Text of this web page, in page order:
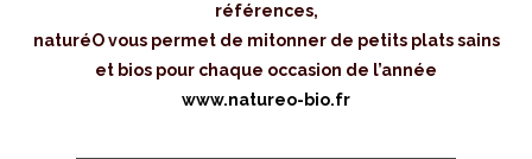
références,
naturéO vous permet de mitonner de petits plats sains
et bios pour chaque occasion de l’année
www.natureo-bio.fr